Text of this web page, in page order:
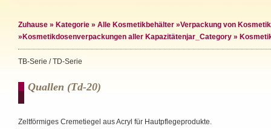
Zuhause » Kategorie » Alle Kosmetikbehälter »Verpackung von
» Kosmetikdosenverpackungen aller Kapazitätenjar_Category »
TB-Serie / TD-Serie
Quallen (td-20)
Zeltförmiges Cremetiegel aus Acryl für Hautpflegeprodukte.